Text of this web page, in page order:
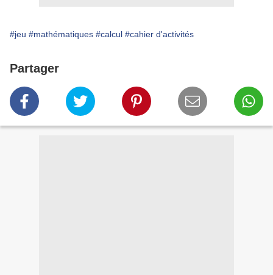
#jeu #mathématiques #calcul #cahier d'activités
Partager